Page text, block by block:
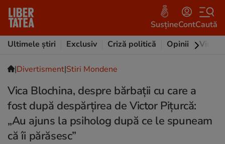
SusțineContCaută
Ultimele știri
Exclusiv Criză politică Opinii Video
|Divertisment|Stiri Mondene
Vica Blochina, despre bărbații cu care a
fost după despărțirea de Victor Pițurcă:
„Au ajuns la psiholog după ce le spuneam
că îi părăsesc”